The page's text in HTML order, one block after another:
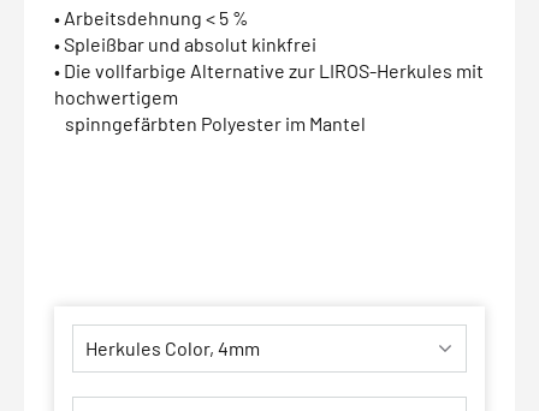
• Arbeitsdehnung < 5 %
• Spleißbar und absolut kinkfrei
• Die vollfarbige Alternative zur LIROS-Herkules mit
hochwertigem
spinngefärbten Polyester im Mantel